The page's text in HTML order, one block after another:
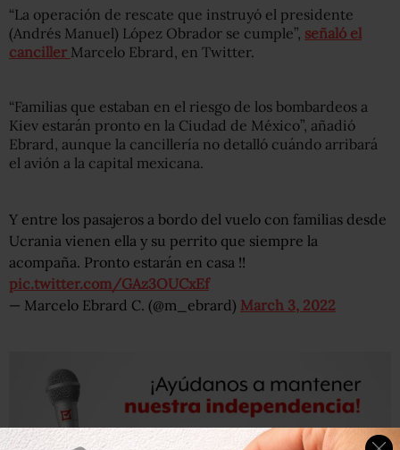
“La operación de rescate que instruyó el presidente
(Andrés Manuel) López Obrador se cumple”, señaló el
canciller Marcelo Ebrard, en Twitter.
“Familias que estaban en el riesgo de los bombardeos a
Kiev estarán pronto en la Ciudad de México”, añadió
Ebrard, aunque la cancillería no detalló cuándo arribará
el avión a la capital mexicana.
Y entre los pasajeros a bordo del vuelo con familias desde
Ucrania vienen ella y su perrito que siempre la
acompaña. Pronto estarán en casa !!
pic.twitter.com/GAz3OUCxEf
— Marcelo Ebrard C. (@m_ebrard) March 3, 2022